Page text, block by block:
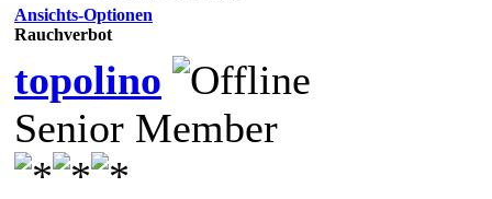
Ansichts-Optionen
Rauchverbot
topolino
Senior Member